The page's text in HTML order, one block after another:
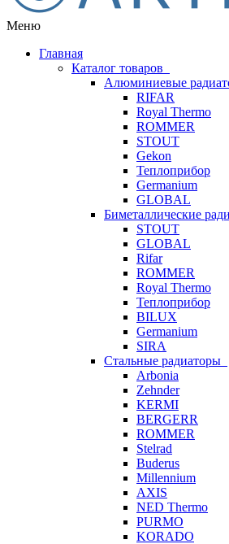
Меню
Главная
Каталог товаров
Алюминиевые
RIFAR
Royal Thermo
ROMMER
STOUT
Gekon
Теплоприбор
Germanium
GLOBAL
Биметаллические
STOUT
GLOBAL
Rifar
ROMMER
Royal Thermo
Теплоприбор
BILUX
Germanium
SIRA
Стальные радиаторы
Arbonia
Zehnder
KERMI
BERGERR
ROMMER
Stelrad
Buderus
Millennium
AXIS
NED Thermo
PURMO
KORADO